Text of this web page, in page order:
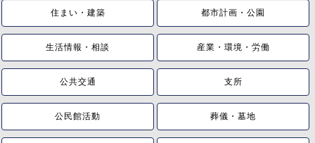
住まい・建築 都市計画・公園
生活情報・相談 産業・環境・労働
公共交通 支所
公民館活動 葬儀・墓地